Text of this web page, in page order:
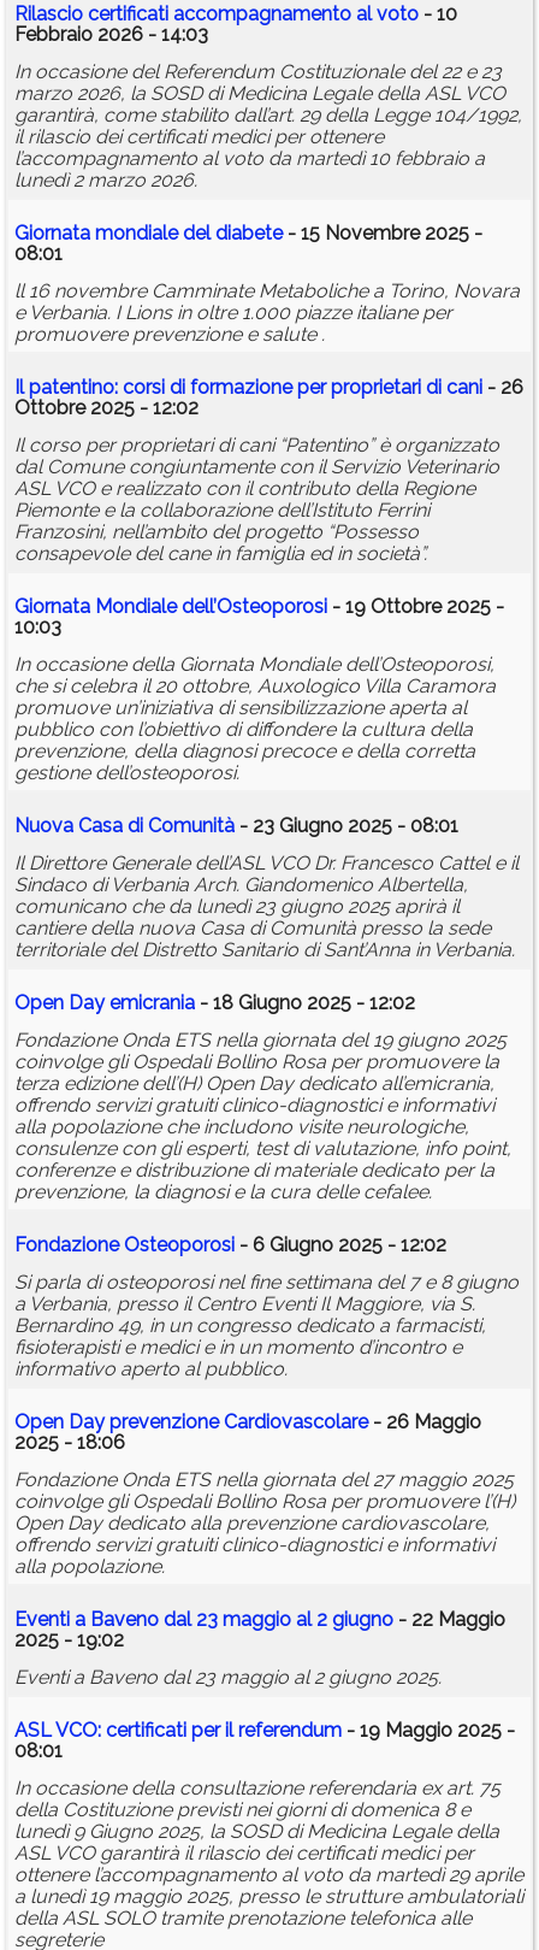
Rilascio certificati accompagnamento al voto - 10
Febbraio 2026 - 14:03
In occasione del Referendum Costituzionale del 22 e 23
marzo 2026, la SOSD di Medicina Legale della ASL VCO
garantirà, come stabilito dall’art. 29 della Legge 104/1992,
il rilascio dei certificati medici per ottenere
l’accompagnamento al voto da martedì 10 febbraio a
lunedì 2 marzo 2026.
Giornata mondiale del diabete- 15 Novembre 2025 -
08:01
ll 16 novembre Camminate Metaboliche a Torino, Novara
e Verbania. I Lions in oltre 1.000 piazze italiane per
promuovere prevenzione e salute .
Il patentino: corsi di formazione per proprietari di cani - 26
Ottobre 2025 - 12:02
Il corso per proprietari di cani “Patentino” è organizzato
dal Comune congiuntamente con il Servizio Veterinario
ASL VCO e realizzato con il contributo della Regione
Piemonte e la collaborazione dell’Istituto Ferrini
Franzosini, nell’ambito del progetto “Possesso
consapevole del cane in famiglia ed in società”.
Giornata Mondiale dell’Osteoporosi - 19 Ottobre 2025 -
10:03
In occasione della Giornata Mondiale dell’Osteoporosi,
che si celebra il 20 ottobre, Auxologico Villa Caramora
promuove un’iniziativa di sensibilizzazione aperta al
pubblico con l’obiettivo di diffondere la cultura della
prevenzione, della diagnosi precoce e della corretta
gestione dell’osteoporosi.
Nuova Casa di Comunità - 23 Giugno 2025 - 08:01
Il Direttore Generale dell’ASL VCO Dr. Francesco Cattel e il
Sindaco di Verbania Arch. Giandomenico Albertella,
comunicano che da lunedì 23 giugno 2025 aprirà il
cantiere della nuova Casa di Comunità presso la sede
territoriale del Distretto Sanitario di Sant’Anna in Verbania.
Open Day emicrania - 18 Giugno 2025 - 12:02
Fondazione Onda ETS nella giornata del 19 giugno 2025
coinvolge gli Ospedali Bollino Rosa per promuovere la
terza edizione dell’(H) Open Day dedicato all’emicrania,
offrendo servizi gratuiti clinico-diagnostici e informativi
alla popolazione che includono visite neurologiche,
consulenze con gli esperti, test di valutazione, info point,
conferenze e distribuzione di materiale dedicato per la
prevenzione, la diagnosi e la cura delle cefalee.
Fondazione Osteoporosi - 6 Giugno 2025 - 12:02
Si parla di osteoporosi nel fine settimana del 7 e 8 giugno
a Verbania, presso il Centro Eventi Il Maggiore, via S.
Bernardino 49, in un congresso dedicato a farmacisti,
fisioterapisti e medici e in un momento d’incontro e
informativo aperto al pubblico.
Open Day prevenzione Cardiovascolare- 26 Maggio
2025 - 18:06
Fondazione Onda ETS nella giornata del 27 maggio 2025
coinvolge gli Ospedali Bollino Rosa per promuovere l’(H)
Open Day dedicato alla prevenzione cardiovascolare,
offrendo servizi gratuiti clinico-diagnostici e informativi
alla popolazione.
Eventi a Baveno dal 23 maggio al 2 giugno - 22 Maggio
2025 - 19:02
Eventi a Baveno dal 23 maggio al 2 giugno 2025.
ASL VCO: certificati per il referendum - 19 Maggio 2025 -
08:01
In occasione della consultazione referendaria ex art. 75
della Costituzione previsti nei giorni di domenica 8 e
lunedì 9 Giugno 2025, la SOSD di Medicina Legale della
ASL VCO garantirà il rilascio dei certificati medici per
ottenere l’accompagnamento al voto da martedì 29 aprile
a lunedì 19 maggio 2025, presso le strutture ambulatoriali
della ASL SOLO tramite prenotazione telefonica alle
segreterie